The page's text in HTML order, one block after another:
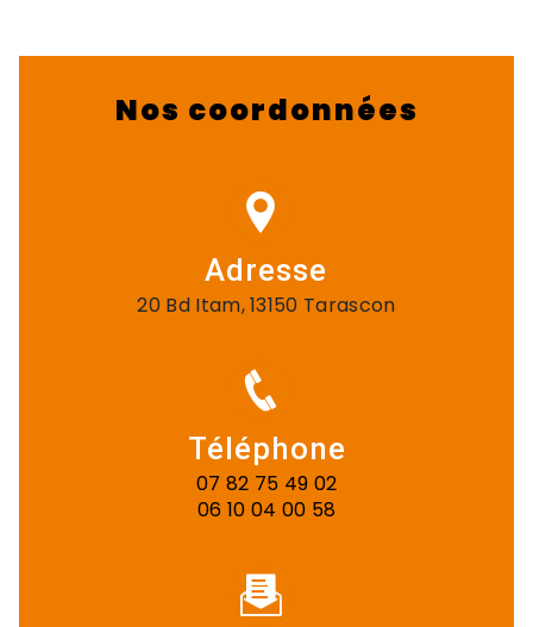
Nos coordonnées
Adresse
20 Bd Itam, 13150 Tarascon
Téléphone
07 82 75 49 02
06 10 04 00 58